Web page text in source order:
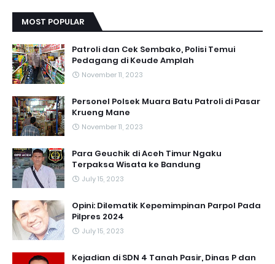
MOST POPULAR
Patroli dan Cek Sembako, Polisi Temui
Pedagang di Keude Amplah
November 11, 2023
Personel Polsek Muara Batu Patroli di Pasar
Krueng Mane
November 11, 2023
Para Geuchik di Aceh Timur Ngaku
Terpaksa Wisata ke Bandung
July 15, 2023
Opini: Dilematik Kepemimpinan Parpol Pada
Pilpres 2024
July 15, 2023
Kejadian di SDN 4 Tanah Pasir, Dinas P dan